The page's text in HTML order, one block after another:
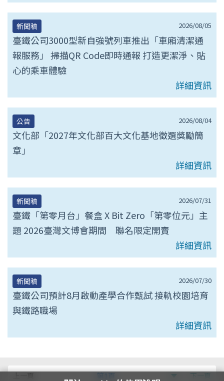
2026/08/05
新聞稿
臺鐵公司3000型新自強號列車推出「車廂清潔通
報服務」 掃描QR Code即時通報 打造更潔淨、貼
心的乘車體驗
詳細資訊
2026/08/04
公告
文化部「2027年文化部百大文化基地徵選獎勵簡
章」
詳細資訊
2026/07/31
新聞稿
臺鐵「第零月台」餐盒 X Bit Zero「第零位元」主
題 2026臺灣文博會期間 聯名限定開賣
詳細資訊
2026/07/30
新聞稿
臺鐵公司預計8月啟動產學合作甄試 接軌校園培育
與鐵路職場
詳細資訊
上一頁 第
第1頁
下一頁